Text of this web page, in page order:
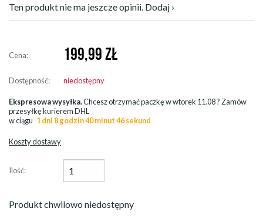
Ten produkt nie ma jeszcze opinii. Dodaj ›
Cena: 199,99 ZŁ
Dostępność: niedostępny
Ekspresowa wysyłka.Chcesz otrzymać paczkę wwtorek 11.08? Zamów
przesyłkę kurierem DHL
w ciągu 1 dni 8 godzin 40 minut 46 sekund
Koszty dostawy
Ilość:
Produkt chwilowo niedostępny